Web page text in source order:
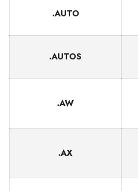
.AUTO
.AUTOS
.AW
.AX